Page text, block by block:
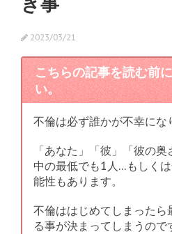
2023/03/21
こちらの記事を読む前
い。
不倫は必ず誰かが不幸にな
「あなた」「彼」「彼の
中の最低でも1人…もしく
能性もあります。
不倫ははじめてしまったら
る事が決まってしまうので